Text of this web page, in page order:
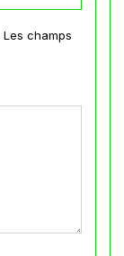
Les champs